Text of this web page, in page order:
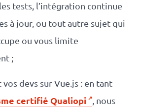
tests, l’intégration continue
à jour, ou tout autre sujet qui
ou vous limite
;
devs sur Vue.js : en tant
certifié Qualiopi
, nous